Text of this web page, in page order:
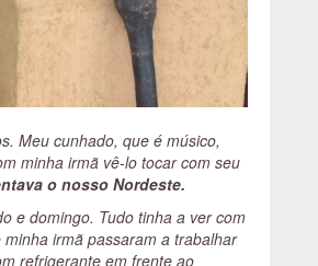
Meu cunhado, que é músico,
minha irmã vê-lo tocar com seu
o nosso Nordeste.
e domingo. Tudo tinha a ver com
irmã passaram a trabalhar
refrigerante em frente ao